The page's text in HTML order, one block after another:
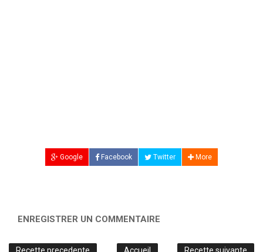
Google Facebook Twitter More
ENREGISTRER UN COMMENTAIRE
Recette precedente Recette suivante
Accueil